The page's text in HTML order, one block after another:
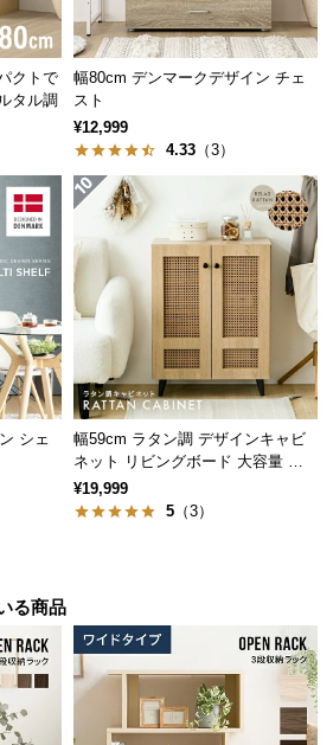
として
植物などを飾ることでショップ
うに飾りながら収納することが
に組み合わさった棚がアクセン
りの小物や雑誌などを綺麗に魅
力抜群
クトで
タル調
幅80cm デンマークデザイン チェ
スト
¥12,999
4.33 （3）
シェ
幅59cm ラタン調 デザインキャビ
ネット リビングボード 大容量 可
動棚
¥19,999
5 （3）
る商品